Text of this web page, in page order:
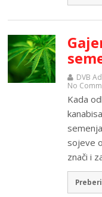
DVB
No
Kada
sojeve
znači i